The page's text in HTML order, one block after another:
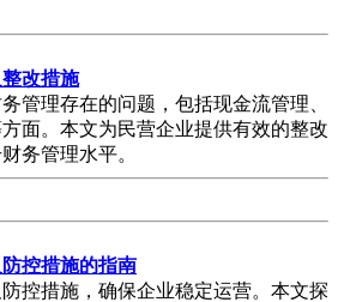
改措施
管理存在的问题，包括现金流管理、
面。本文为民营企业提供有效的整改
务管理水平。
控措施的指南
控措施，确保企业稳定运营。本文探